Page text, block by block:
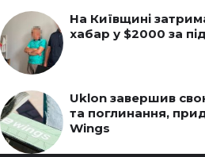
На Київщині
хабар у $2000 за
Uklon завершив
та поглинання,
Wings